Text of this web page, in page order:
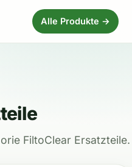
Alle Produkte →
FiltoClear Ersatzteile.